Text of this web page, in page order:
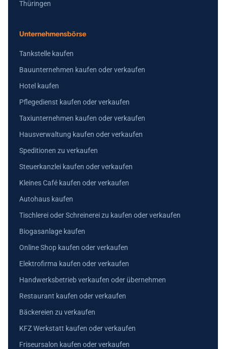
Thüringen
Unternehmensbörse
Tankstelle kaufen
Bauunternehmen kaufen oder verkaufen
Hotel kaufen
Pflegedienst kaufen oder verkaufen
Taxiunternehmen kaufen oder verkaufen
Hausverwaltung kaufen oder verkaufen
Speditionen zu verkaufen
Steuerkanzlei kaufen oder verkaufen
Kleines Café kaufen oder verkaufen
Autohaus kaufen
Tischlerei oder Schreinerei zu kaufen oder verkaufen
Biogasanlage kaufen
Online Shop kaufen oder verkaufen
Elektrofirma kaufen oder verkaufen
Handwerksbetrieb verkaufen oder übernehmen
Restaurant kaufen oder verkaufen
Bäckereien zu verkaufen
KFZ Werkstatt kaufen oder verkaufen
Friseursalon kaufen oder verkaufen